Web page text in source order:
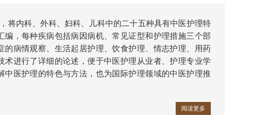
将内科、外科、妇科、儿科中的二十五种具有中医护理特
编，每种疾病包括病因病机、常见证型和护理措施三个部
的病情观察、生活起居护理、饮食护理、情志护理、用药
术进行了详细的论述，便于中医护理从业者、护理专业学
中医护理的特色与方法，也为国际护理领域的中医护理推
阅读更多